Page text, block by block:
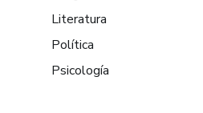
Literatura
Política
Psicología